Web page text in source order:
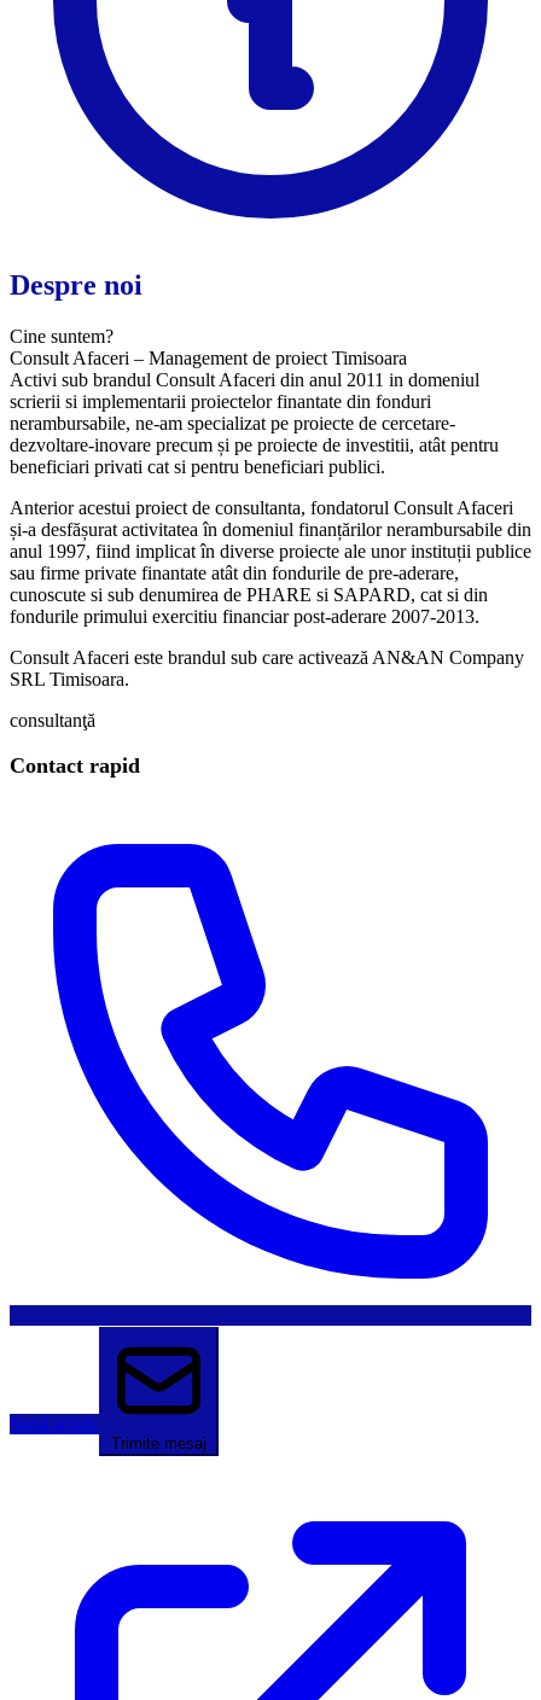
Despre noi
Cine suntem?
Consult Afaceri – Management de proiect Timisoara
Activi sub brandul Consult Afaceri din anul 2011 in domeniul
scrierii si implementarii proiectelor finantate din fonduri
nerambursabile, ne-am specializat pe proiecte de cercetare-
dezvoltare-inovare precum și pe proiecte de investitii, atât pentru
beneficiari privati cat si pentru beneficiari publici.
Anterior acestui proiect de consultanta, fondatorul Consult Afaceri
și-a desfășurat activitatea în domeniul finanțărilor nerambursabile din
anul 1997, fiind implicat în diverse proiecte ale unor instituții publice
sau firme private finantate atât din fondurile de pre-aderare,
cunoscute si sub denumirea de PHARE si SAPARD, cat si din
fondurile primului exercitiu financiar post-aderare 2007-2013.
Consult Afaceri este brandul sub care activează AN&AN Company
SRL Timisoara.
consultanţă
Contact rapid
Sună acum
Trimite mesaj